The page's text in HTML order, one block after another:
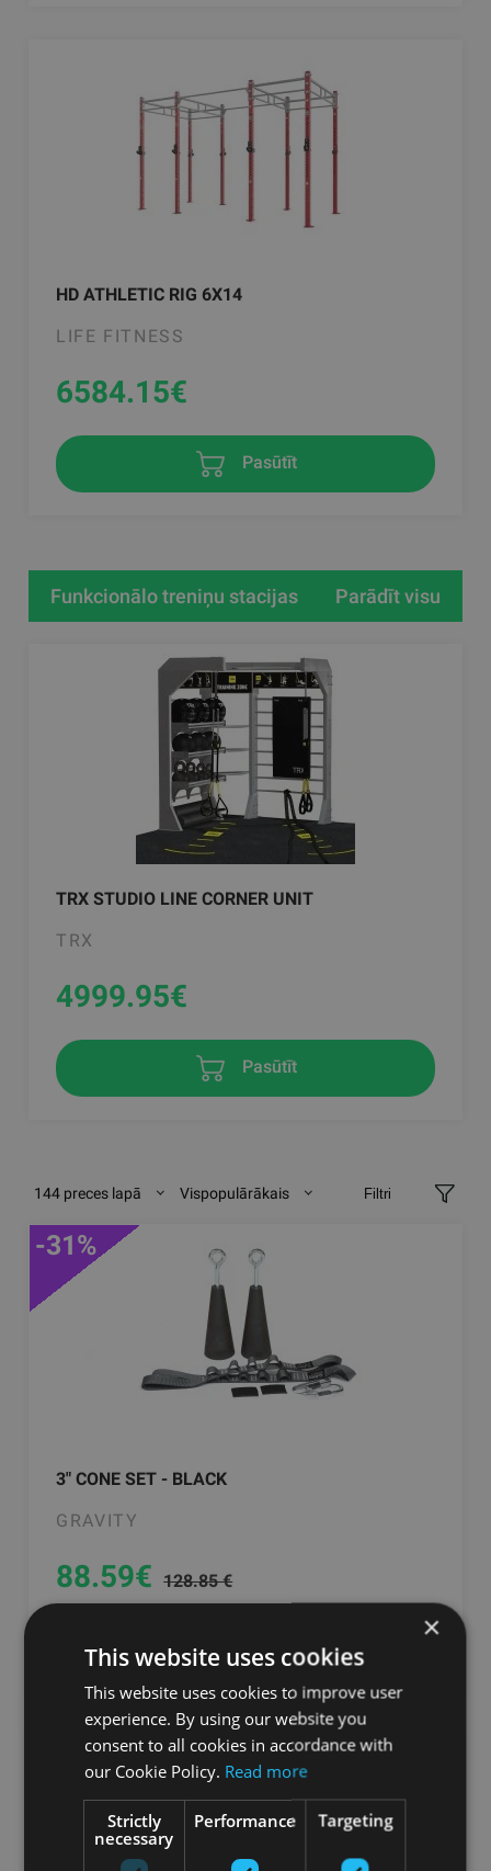
HD ATHLETIC RIG 6X14
LIFE FITNESS
6584.15€
Pasūtīt
Funkcionālo treniņu stacijas Parādīt visu
TRX STUDIO LINE CORNER UNIT
TRX
4999.95€
Pasūtīt
144 preces lapā Vispopulārākais Filtri
3" CONE SET - BLACK
GRAVITY
-31%
88.59€ 128.85 €
pievienot grozam
-31%
×
This website uses cookies
This website uses cookies to improve user
experience. By using our website you
consent to all cookies in accordance with
our Cookie Policy. Read more
Strictly
necessary
Performance Targeting